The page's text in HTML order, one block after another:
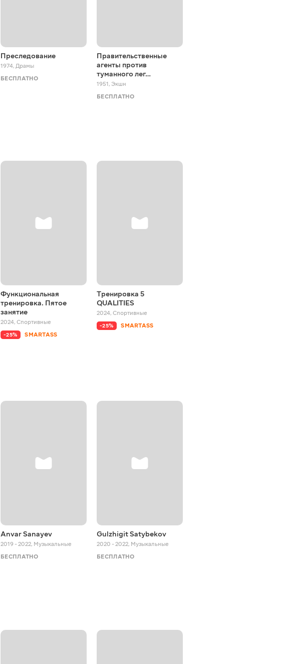
Преследование
1974, Драмы
БЕСПЛАТНО
Правительственные
агенты против
туманного лег…
1951, Экшн
БЕСПЛАТНО
Функциональная
тренировка. Пятое
занятие
2024, Спортивные
-25% SMARTASS
Тренировка 5
QUALITIES
2024, Спортивные
-25% SMARTASS
Anvar Sanayev
2019 - 2022, Музыкальные
БЕСПЛАТНО
Gulzhigit Satybekov
2020 - 2022, Музыкальные
БЕСПЛАТНО